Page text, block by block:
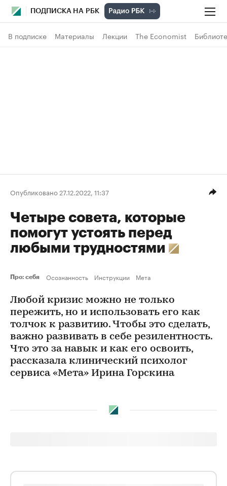
ПОДПИСКА НА РБК
В подписке Материалы Лекции The Economist
Опубликовано 27.12.2022, 11:37
Четыре совета, которые
помогут устоять перед
любыми трудностями
Про: себя Осознанность Инструкции Мета
Любой кризис можно не только
пережить, но и использовать его как
толчок к развитию. Чтобы это сделать,
важно развивать в себе резилентность.
Что это за навык и как его освоить,
рассказала клинический психолог
сервиса «Мета» Ирина Горскина